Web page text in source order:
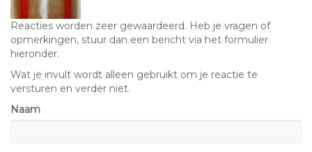
Reacties worden zeer gewaardeerd. Heb je vragen of
opmerkingen, stuur dan een bericht via het formulier
hieronder.
Wat je invult wordt alleen gebruikt om je reactie te
versturen en verder niet.
Naam